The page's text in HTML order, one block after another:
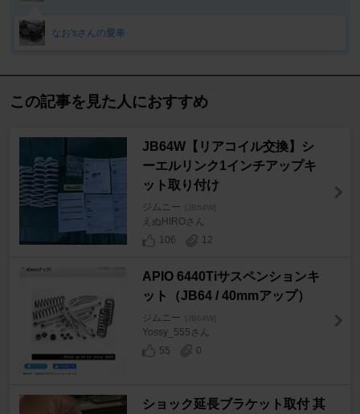
なお'sさんの愛車
この記事を見た人におすすめ
JB64W【リアコイル交換】シ
ーエルリンク1インチアップキ
ット取り付け
ジムニー [JB64W]
えぬHIROさん
106
12
APIO 6440Tiサスペンションキ
ット（JB64 / 40mmアップ）
ジムニー [JB64W]
Yossy_555さん
55
0
ショック延長ブラケット取付 其